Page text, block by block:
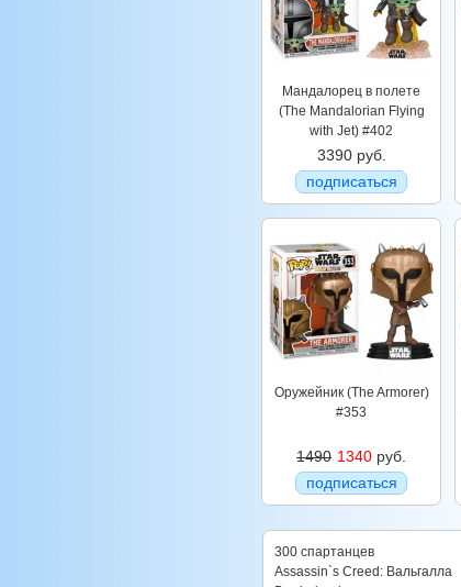
Мандалорец в полете
(The Mandalorian Flying
with Jet) #402
3390 руб.
подписаться
Оружейник (The Armorer)
#353
1490 1340 руб.
подписаться
300 спартанцев
Assassin`s Creed: Вальгалла